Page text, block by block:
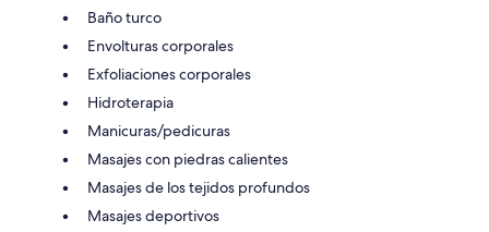
Baño turco
Envolturas corporales
Exfoliaciones corporales
Hidroterapia
Manicuras/pedicuras
Masajes con piedras calientes
Masajes de los tejidos profundos
Masajes deportivos